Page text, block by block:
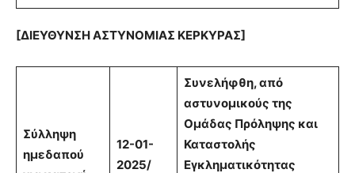
[ΔΙΕΥΘΥΝΣΗ ΑΣΤΥΝΟΜΙΑΣ ΚΕΡΚΥΡΑΣ]
Σύλληψη
ημεδαπού
12-01-
2025/
Συνελήφθη, από
αστυνομικούς της
Ομάδας Πρόληψης και
Καταστολής
Εγκληματικότητας